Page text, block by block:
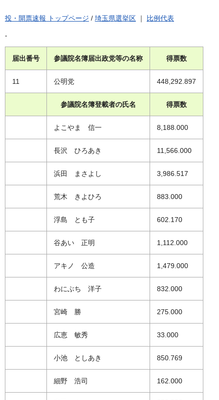
投・開票速報 トップページ / 埼玉県選挙区 ｜ 比例代表
-
届出番号 参議院名簿届出政党等の名称 得票数
11 公明党 448,292.897
参議院名簿登載者の氏名 得票数
よこやま 信一 8,188.000
長沢 ひろあき 11,566.000
浜田 まさよし 3,986.517
荒木 きよひろ 883.000
浮島 とも子 602.170
谷あい 正明 1,112.000
アキノ 公造 1,479.000
わにぶち 洋子 832.000
宮崎 勝 275.000
広恵 敏秀 33.000
小池 としあき 850.769
細野 浩司 162.000